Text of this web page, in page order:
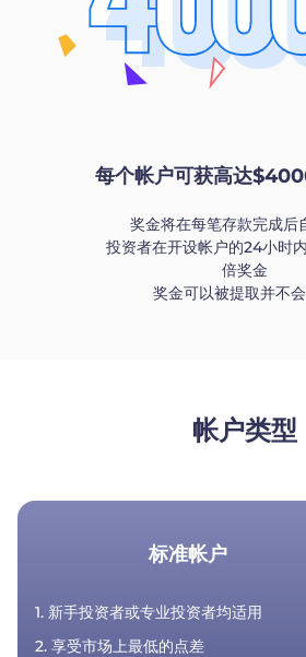
每个帐户可获高达
奖金将在每笔存款完成后
投资者在开设帐户的24小时
倍奖金
奖金可以被提取并不
帐户类型
标准帐户
1. 新手投资者或专业投资者均适用
2. 享受市场上最低的点差